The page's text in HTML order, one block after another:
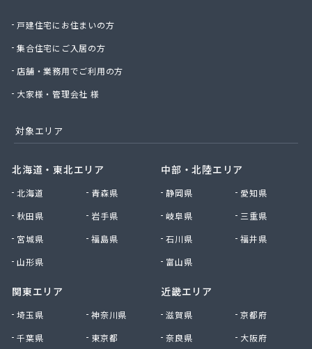
有限会社椙野ガス
有限会社石丸ガス商会
有限会社大政ガス
有限会社大西太商店
有限会社中武商事
有限会社長瀬商店
有限会社白石一商会
有限会社福田酸素商会 プロパン部
有限会社兵頭燃料店
有限会社豊後屋瓦斯
来島商店
戸建住宅にお住まいの方
集合住宅にご入居の方
店舗・業務用でご利用の方
大家様・管理会社 様
対象エリア
北海道・東北エリア
北海道
青森県
秋田県
岩手県
宮城県
福島県
山形県
関東エリア
埼玉県
神奈川県
千葉県
東京都
中部・北陸エリア
静岡県
愛知県
岐阜県
三重県
石川県
福井県
富山県
近畿エリア
滋賀県
京都府
奈良県
大阪府